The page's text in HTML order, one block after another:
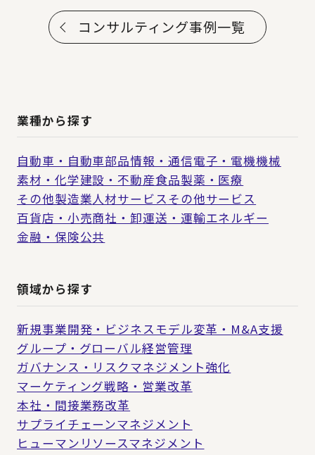
コンサルティング事例一覧
業種から探す
自動車・自動車部品情報・通信電子・電機機械
素材・化学建設・不動産食品製薬・医療
その他製造業人材サービスその他サービス
百貨店・小売商社・卸運送・運輸エネルギー
金融・保険公共
領域から探す
新規事業開発・ビジネスモデル変革・M&A支援
グループ・グローバル経営管理
ガバナンス・リスクマネジメント強化
マーケティング戦略・営業改革
本社・間接業務改革
サプライチェーンマネジメント
ヒューマンリソースマネジメント